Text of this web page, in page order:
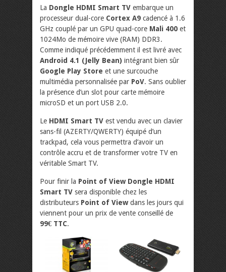
La Dongle HDMI Smart TV embarque un
processeur dual-core Cortex A9 cadencé à 1.6
GHz couplé par un GPU quad-core Mali 400 et
1024Mo de mémoire vive (RAM) DDR3.
Comme indiqué précédemment il est livré avec
Android 4.1 (Jelly Bean) intégrant bien sûr
Google Play Store et une surcouche
multimédia personnalisée par PoV. Sans oublier
la présence d’un slot pour carte mémoire
microSD et un port USB 2.0.
Le HDMI Smart TV est vendu avec un clavier
sans-fil (AZERTY/QWERTY) équipé d’un
trackpad, cela vous permettra d’avoir un
contrôle accru et de transformer votre TV en
véritable Smart TV.
Pour finir la Point of View Dongle HDMI
Smart TV sera disponible chez les
distributeurs Point of Viewdans les jours qui
viennent pour un prix de vente conseillé de
99€ TTC.